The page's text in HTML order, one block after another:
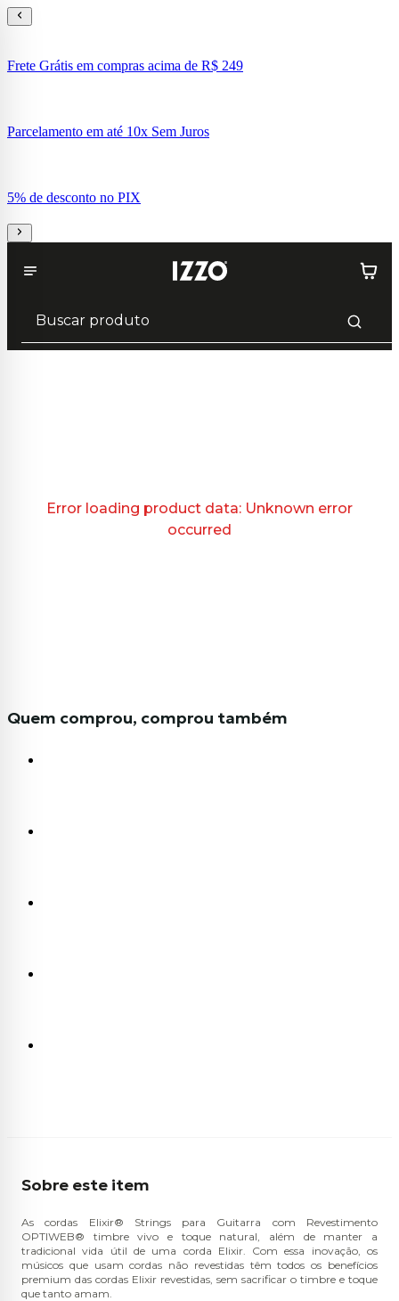
Frete Grátis em compras acima de R$ 249
Parcelamento em até 10x Sem Juros
5% de desconto no PIX
Error loading product data: Unknown error
occurred
Quem comprou, comprou também
Sobre este item
As cordas Elixir® Strings para Guitarra com Revestimento
OPTIWEB® timbre vivo e toque natural, além de manter a
tradicional vida útil de uma corda Elixir. Com essa inovação, os
músicos que usam cordas não revestidas têm todos os benefícios
premium das cordas Elixir revestidas, sem sacrificar o timbre e toque
que tanto amam.